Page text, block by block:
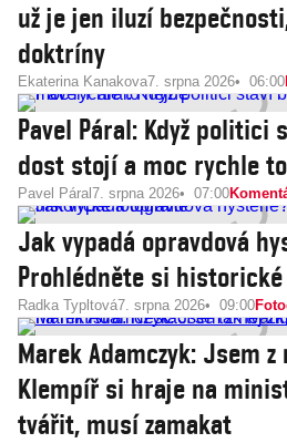
už je jen iluzí
doktríny
Ekaterina Kanakova7. srpna 2026 06:00
Pavel Páral: Když politici
dost stojí a moc rychle
Pavel Páral 7. srpna 2026 07:00
Jak vypadá opravdová
Prohlédněte si
Radka Typltová7. srpna 2026 09:00
Marek Adamczyk: Jsem
Klempíř si hraje na
tvářit, musí zamakat